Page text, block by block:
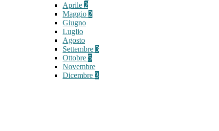
Aprile 2
Maggio 2
Giugno
Luglio
Agosto
Settembre 3
Ottobre 5
Novembre
Dicembre 3